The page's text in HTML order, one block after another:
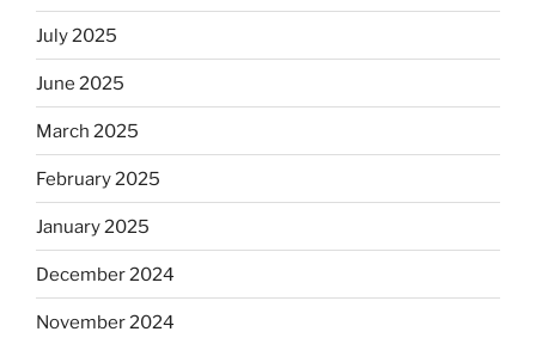
July 2025
June 2025
March 2025
February 2025
January 2025
December 2024
November 2024